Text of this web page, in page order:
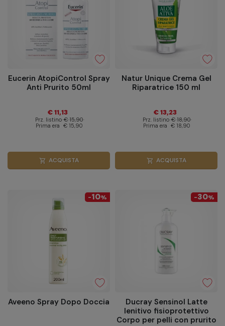
Eucerin AtopiControl Spray
Anti Prurito 50ml
€ 11,13
Prz. listino € 15,90
Prima era € 15,90
shopping_cart ACQUISTA
Natur Unique Crema Gel
Riparatrice 150 ml
€ 13,23
Prz. listino € 18,90
Prima era € 18,90
shopping_cart ACQUISTA
-10%
Aveeno Spray Dopo Doccia
-30%
Ducray Sensinol Latte
lenitivo fisioprotettivo
Corpo per pelli con prurito